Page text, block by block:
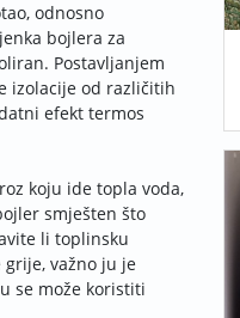
odnosno
bojlera za
Postavljanjem
izolacije od različitih
efekt termos
koju ide topla voda,
smješten što
li toplinsku
važno ju je
se može koristiti